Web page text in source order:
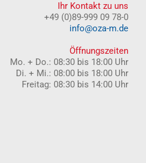
Ihr Kontakt zu uns
+49 (0)89-999 09 78-0
info@oza-m.de
Öffnungszeiten
Mo. + Do.: 08:30 bis 18:00 Uhr
Di. + Mi.: 08:00 bis 18:00 Uhr
Freitag: 08:30 bis 14:00 Uhr